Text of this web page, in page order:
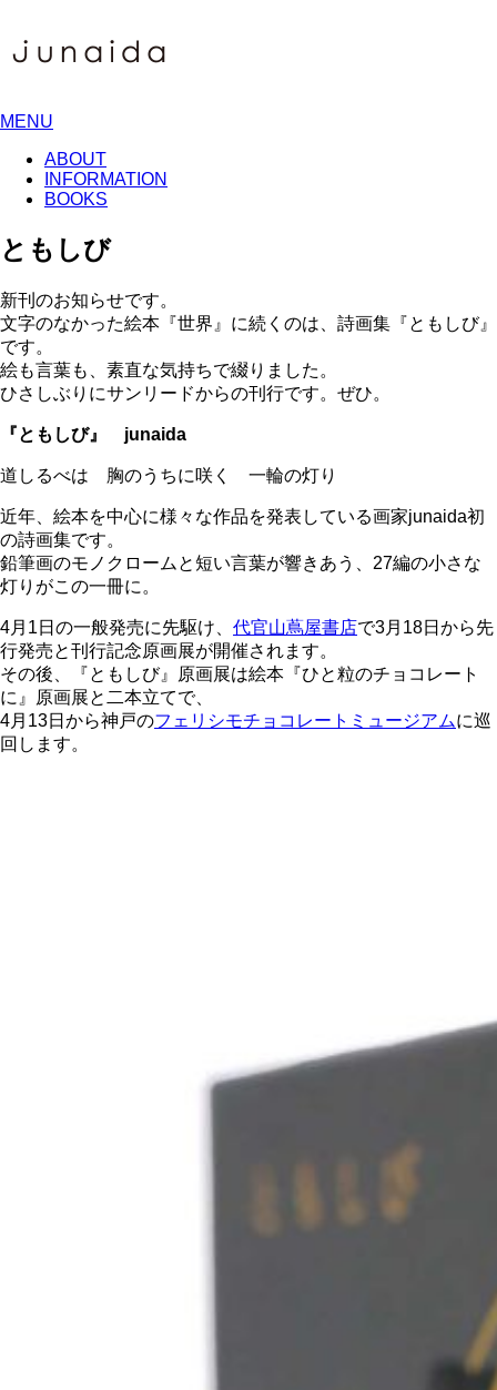
MENU
ABOUT
INFORMATION
BOOKS
ともしび
新刊のお知らせです。
文字のなかった絵本『世界』に続くのは、詩画集『ともしび』
です。
絵も言葉も、素直な気持ちで綴りました。
ひさしぶりにサンリードからの刊行です。ぜひ。
『ともしび』 junaida
道しるべは 胸のうちに咲く 一輪の灯り
近年、絵本を中心に様々な作品を発表している画家junaida初
の詩画集です。
鉛筆画のモノクロームと短い言葉が響きあう、27編の小さな
灯りがこの一冊に。
4月1日の一般発売に先駆け、 代官山蔦屋書店で3月18日から先
行発売と刊行記念原画展が開催されます。
その後、『ともしび』原画展は絵本『ひと粒のチョコレート
に』原画展と二本立てで、
4月13日から神戸のフェリシモチョコレートミュージアムに巡
回します。